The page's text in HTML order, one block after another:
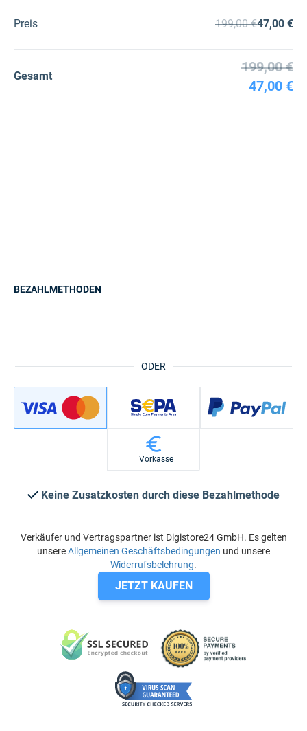
Preis 199,00 €47,00 €
Gesamt
199,00 €
47,00 €
ODER
BEZAHLMETHODEN
Vorkasse
Keine Zusatzkosten durch diese Bezahlmethode
Verkäufer und Vertragspartner ist Digistore24 GmbH. Es gelten
unsereAllgemeinen Geschäftsbedingungen und unsere
Widerrufsbelehrung.
JETZT KAUFEN